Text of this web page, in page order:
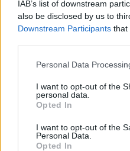
IAB’s list of downstream
also be disclosed by us to
Downstream Participants that
Personal Data
I want to opt-out of the
personal data.
Opted In
I want to opt-out of the
Personal Data.
Opted In
SZFE
belföld